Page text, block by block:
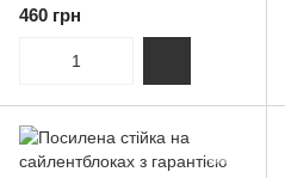
BYD F 3 (2007) передні
460 грн